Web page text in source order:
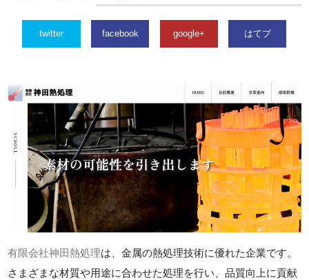
twitter facebook google+ はてブ
有限会社神田熱処理は、金属の熱処理技術に優れた企業です。
さまざまな材質や用途に合わせた処理を行い、品質向上に貢献